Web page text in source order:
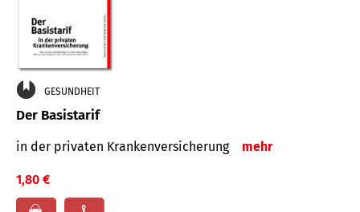
GESUNDHEIT
Der Basistarif
in der privaten Kran­ken­ver­siche­rung mehr
1,80 €